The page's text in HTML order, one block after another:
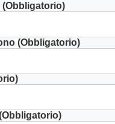
(Obbligatorio)
(Obbligatorio)